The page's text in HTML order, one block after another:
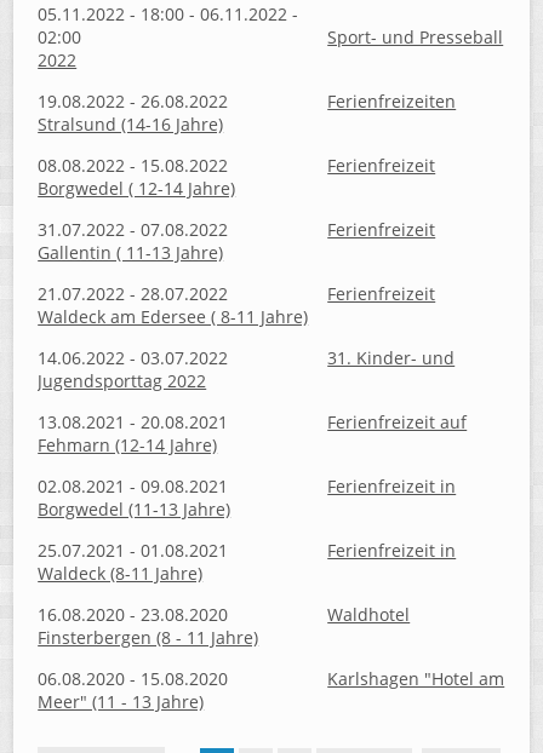
05.11.2022 - 18:00 - 06.11.2022 -
02:00
Sport- und Presseball
2022
19.08.2022 - 26.08.2022
Ferienfreizeiten
Stralsund (14-16 Jahre)
08.08.2022 - 15.08.2022
Ferienfreizeit
Borgwedel ( 12-14 Jahre)
31.07.2022 - 07.08.2022
Ferienfreizeit
Gallentin ( 11-13 Jahre)
21.07.2022 - 28.07.2022
Ferienfreizeit
Waldeck am Edersee ( 8-11 Jahre)
14.06.2022 - 03.07.2022
31. Kinder- und
Jugendsporttag 2022
13.08.2021 - 20.08.2021
Ferienfreizeit auf
Fehmarn (12-14 Jahre)
02.08.2021 - 09.08.2021
Ferienfreizeit in
Borgwedel (11-13 Jahre)
25.07.2021 - 01.08.2021
Ferienfreizeit in
Waldeck (8-11 Jahre)
16.08.2020 - 23.08.2020
Waldhotel
Finsterbergen (8 - 11 Jahre)
06.08.2020 - 15.08.2020
Karlshagen "Hotel am
Meer" (11 - 13 Jahre)